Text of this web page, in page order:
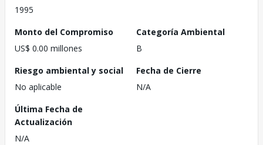
1995
Monto del Compromiso
US$ 0.00 millones
Categoría Ambiental
B
Riesgo ambiental y social
No aplicable
Fecha de Cierre
N/A
Última Fecha de
Actualización
N/A